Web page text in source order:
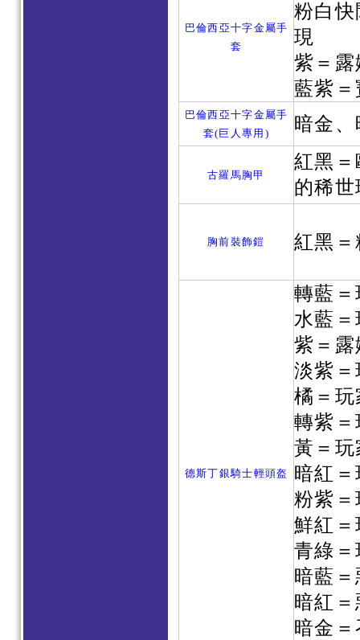
巴倫西亞十字金屬手
套
粉白
現
紫＝
藍紫
巴倫西亞十字金屬手
套(巨人專用)
暗金
古羅馬胸甲
紅黑
的稀世
胸前裝飾鎧 紅黑
德斯丁銀騎士輕頭盔
轉藍
水藍
紫＝
淡紫
橘＝
轉紫
黃＝
暗紅
粉紫
鮮紅
青綠
暗藍
暗紅
暗金